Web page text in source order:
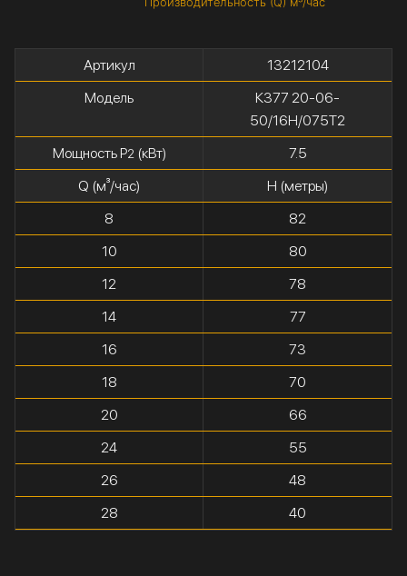
Артикул
13212104
Модель
К377 20-06-
50/16Н/075Т2
Мощность P2(кВт)
7.5
Q (м³/час)
H (метры)
8
82
10
80
12
78
14
77
16
73
18
70
20
66
24
55
26
48
28
40